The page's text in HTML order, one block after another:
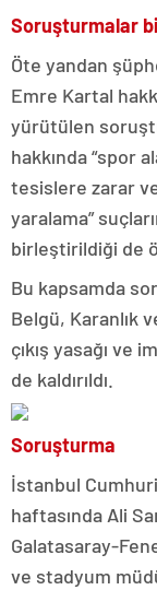
Soruşturmalar
Öte yandan
Emre Kartal
yürütülen
hakkında “spor
tesislere zarar
yaralama”
birleştirildiği de
Bu kapsamda
Belgü, Karanlık
çıkış yasağı ve
de kaldırıldı.
Soruşturma
İstanbul
haftasında Ali
Galatasaray-
ve stadyum